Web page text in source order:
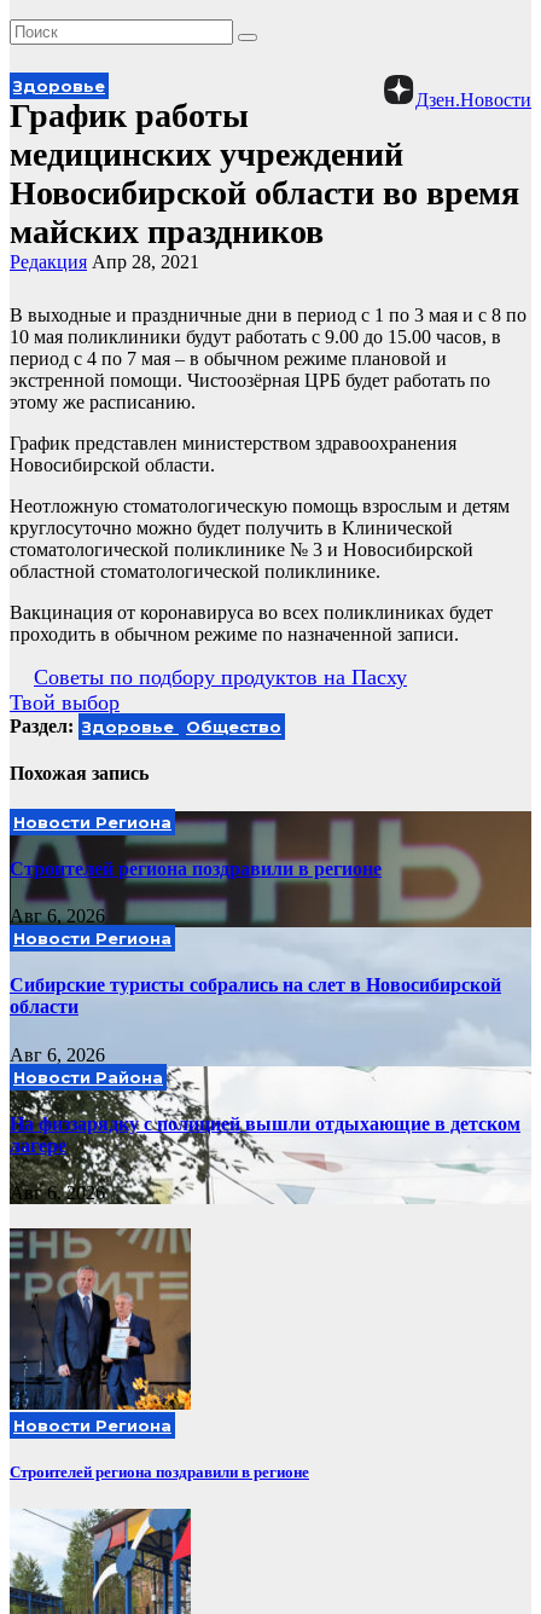
Дзен.Новости
Здоровье
График работы
медицинских учреждений
Новосибирской области во время
майских праздников
Редакция Апр 28, 2021
В выходные и праздничные дни в период с 1 по 3 мая и с 8 по
10 мая поликлиники будут работать с 9.00 до 15.00 часов, в
период с 4 по 7 мая – в обычном режиме плановой и
экстренной помощи. Чистоозёрная ЦРБ будет работать по
этому же расписанию.
График представлен министерством здравоохранения
Новосибирской области.
Неотложную стоматологическую помощь взрослым и детям
круглосуточно можно будет получить в Клинической
стоматологической поликлинике № 3 и Новосибирской
областной стоматологической поликлинике.
Вакцинация от коронавируса во всех поликлиниках будет
проходить в обычном режиме по назначенной записи.
Навигация
по
записям
Советы по подбору продуктов на Пасху
Твой выбор
Раздел: Здоровье Общество
Похожая запись
Новости Региона
Строителей региона поздравили в регионе
Авг 6, 2026
Новости Региона
Сибирские туристы собрались на слет в Новосибирской
области
Авг 6, 2026
Новости Района
На физзарядку с полицией вышли отдыхающие в детском
лагере
Авг 6, 2026
Новости Региона
Строителей региона поздравили в регионе